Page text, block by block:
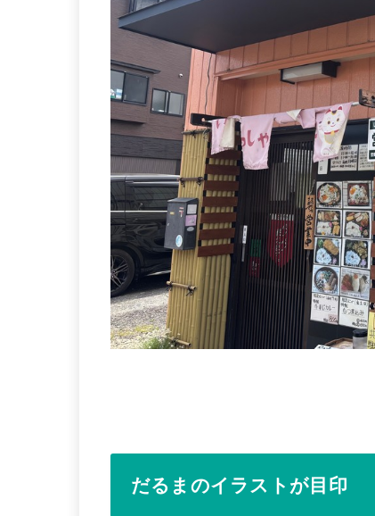
だるまのイラストが目印